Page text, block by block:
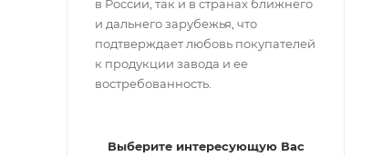
в России, так и в странах ближнего
и дальнего зарубежья, что
подтверждает любовь покупателей
к продукции завода и ее
востребованность.
Выберите интересующую Вас